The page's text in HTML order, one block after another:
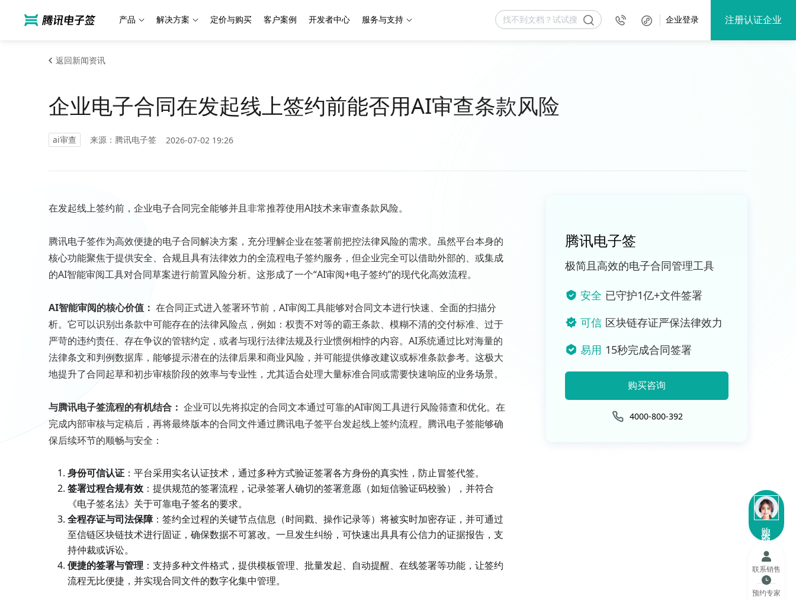
产品 解决方案 定价与购买 客户案例 开发者中心 服务与支持 企业登录 注册认证企业
返回新闻资讯
企业电子合同在发起线上签约前能否用AI审查条款风险
ai审查 来源：腾讯电子签 2026-07-02 19:26
在发起线上签约前，企业电子合同完全能够并且非常推荐使用AI技术来审查条款风险。
腾讯电子签作为高效便捷的电子合同解决方案，充分理解企业在签署前把控法律风险的需求。虽然平台本身的
核心功能聚焦于提供安全、合规且具有法律效力的全流程电子签约服务，但企业完全可以借助外部的、或集成
的AI智能审阅工具对合同草案进行前置风险分析。这形成了一个“AI审阅+电子签约”的现代化高效流程。
AI智能审阅的核心价值： 在合同正式进入签署环节前，AI审阅工具能够对合同文本进行快速、全面的扫描分
析。它可以识别出条款中可能存在的法律风险点，例如：权责不对等的霸王条款、模糊不清的交付标准、过于
严苛的违约责任、存在争议的管辖约定，或者与现行法律法规及行业惯例相悖的内容。AI系统通过比对海量的
法律条文和判例数据库，能够提示潜在的法律后果和商业风险，并可能提供修改建议或标准条款参考。这极大
地提升了合同起草和初步审核阶段的效率与专业性，尤其适合处理大量标准合同或需要快速响应的业务场景。
与腾讯电子签流程的有机结合： 企业可以先将拟定的合同文本通过可靠的AI审阅工具进行风险筛查和优化。在
完成内部审核与定稿后，再将最终版本的合同文件通过腾讯电子签平台发起线上签约流程。腾讯电子签能够确
保后续环节的顺畅与安全：
身份可信认证 ：平台采用实名认证技术，通过多种方式验证签署各方身份的真实性，防止冒签代签。
签署过程合规有效 ：提供规范的签署流程，记录签署人确切的签署意愿（如短信验证码校验），并符合
《电子签名法》关于可靠电子签名的要求。
全程存证与司法保障：签约全过程的关键节点信息（时间戳、操作记录等）将被实时加密存证，并可通过
至信链区块链技术进行固证，确保数据不可篡改。一旦发生纠纷，可快速出具具有公信力的证据报告，支
持仲裁或诉讼。
便捷的签署与管理 ：支持多种文件格式，提供模板管理、批量发起、自动提醒、在线签署等功能，让签约
流程无比便捷，并实现合同文件的数字化集中管理。
腾讯电子签
极简且高效的电子合同管理工具
安全 已守护1亿+文件签署
可信 区块链存证严保法律效力
易用 15秒完成合同签署
购买咨询
4000-800-392
购买咨询
联系销售
预约专家